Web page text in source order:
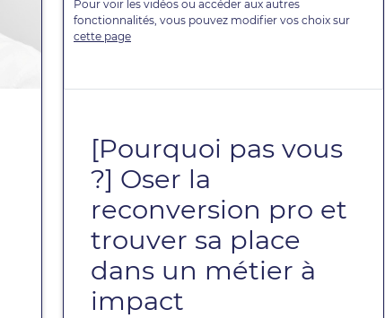
[Pourquoi pas vous
?] Oser la
reconversion pro et
trouver sa place
dans un métier à
impact